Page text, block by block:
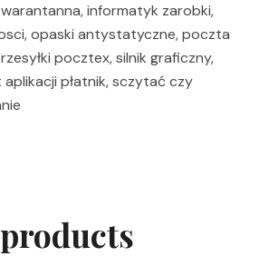
informatyk zarobki,
opaski antystatyczne, poczta
pocztex, silnik graficzny,
płatnik, sczytać czy